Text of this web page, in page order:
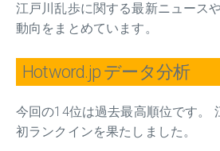
江戸川乱歩に関する最新ニュース
動向をまとめています。
Hotword.jp データ分析
今回の14位は過去最高順位です。
初ランクインを果たしました。